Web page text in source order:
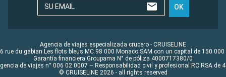
SU EMAIL OK
Agencia de viajes especializada crucero - CRUISELINE
rue du gabian Les flots bleus MC 98 000 Monaco SAM con un capital de 150 000
Garantía financiera Groupama N° de póliza 4000717380/0
de viajes n° 006 02 0007 – Responsabilidad civil y profesional RC RSA de
© CRUISELINE 2026 - all rights reserved